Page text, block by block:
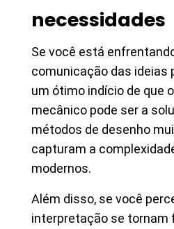
necessidades
Se você está
comunicação das ideias
um ótimo indício de que
mecânico pode ser a
métodos de desenho
capturam a
modernos.
Além disso, se você
interpretação se tornam